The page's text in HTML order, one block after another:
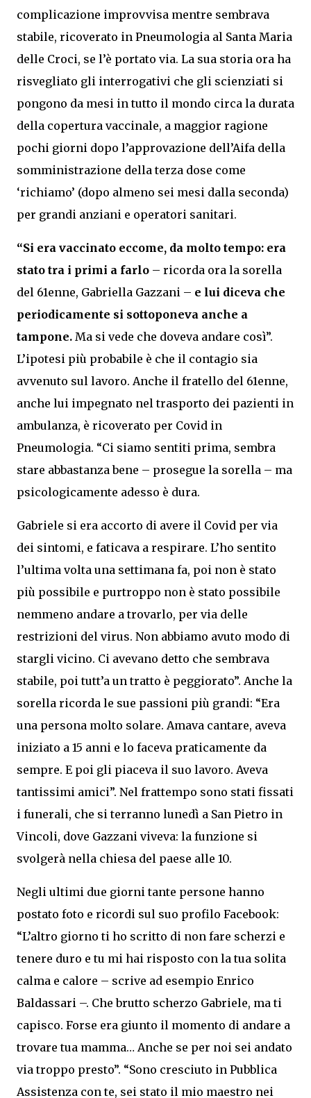
complicazione improvvisa mentre sembrava
stabile, ricoverato in Pneumologia al Santa Maria
delle Croci, se l’è portato via. La sua storia ora ha
risvegliato gli interrogativi che gli scienziati si
pongono da mesi in tutto il mondo circa la durata
della copertura vaccinale, a maggior ragione
pochi giorni dopo l’approvazione dell’Aifa della
somministrazione della terza dose come
‘richiamo’ (dopo almeno sei mesi dalla seconda)
per grandi anziani e operatori sanitari.
“Si era vaccinato eccome, da molto tempo: era
stato tra i primi a farlo – ricorda ora la sorella
del 61enne, Gabriella Gazzani – e lui diceva che
periodicamente si sottoponeva anche a
tampone. Ma si vede che doveva andare così”.
L’ipotesi più probabile è che il contagio sia
avvenuto sul lavoro. Anche il fratello del 61enne,
anche lui impegnato nel trasporto dei pazienti in
ambulanza, è ricoverato per Covid in
Pneumologia. “Ci siamo sentiti prima, sembra
stare abbastanza bene – prosegue la sorella – ma
psicologicamente adesso è dura.
Gabriele si era accorto di avere il Covid per via
dei sintomi, e faticava a respirare. L’ho sentito
l’ultima volta una settimana fa, poi non è stato
più possibile e purtroppo non è stato possibile
nemmeno andare a trovarlo, per via delle
restrizioni del virus. Non abbiamo avuto modo di
stargli vicino. Ci avevano detto che sembrava
stabile, poi tutt’a un tratto è peggiorato”. Anche la
sorella ricorda le sue passioni più grandi: “Era
una persona molto solare. Amava cantare, aveva
iniziato a 15 anni e lo faceva praticamente da
sempre. E poi gli piaceva il suo lavoro. Aveva
tantissimi amici”. Nel frattempo sono stati fissati
i funerali, che si terranno lunedì a San Pietro in
Vincoli, dove Gazzani viveva: la funzione si
svolgerà nella chiesa del paese alle 10.
Negli ultimi due giorni tante persone hanno
postato foto e ricordi sul suo profilo Facebook:
“L’altro giorno ti ho scritto di non fare scherzi e
tenere duro e tu mi hai risposto con la tua solita
calma e calore – scrive ad esempio Enrico
Baldassari –. Che brutto scherzo Gabriele, ma ti
capisco. Forse era giunto il momento di andare a
trovare tua mamma… Anche se per noi sei andato
via troppo presto”. “Sono cresciuto in Pubblica
Assistenza con te, sei stato il mio maestro nei